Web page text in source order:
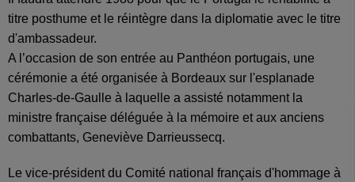
titre posthume et le réintègre dans la diplomatie avec le titre
d'ambassadeur.
A l’occasion de son entrée au Panthéon portugais, une
cérémonie a été organisée à Bordeaux sur l'esplanade
Charles-de-Gaulle à laquelle a assisté notamment la
ministre française déléguée à la mémoire et aux anciens
combattants, Geneviève Darrieussecq.
Le vice-président du Comité national français d'hommage à